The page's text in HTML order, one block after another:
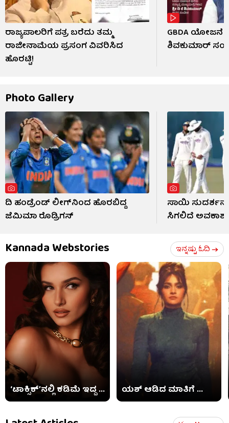
ರಾಜ್ಯಪಾಲರಿಗೆ ಪತ್ರ ಬರೆದು ತಮ್ಮ
ರಾಜೀನಾಮೆಯ ಪ್ರಸಂಗ ವಿವರಿಸಿದ
ಹೊರಟ್ಟಿ!
GBDA ಯೋಜನೆ
ಶಿವಕುಮಾರ್
Photo Gallery
ದಿ ಹಂಡ್ರೆಂಡ್ ಲೀಗ್​ನಿಂದ ಹೊರಬಿದ್ದ
ಜೆಮಿಮಾ ರೊಡ್ರಿಗಸ್
ಸಾಯಿ
ಸಿಗಲಿದೆ
Kannada Webstories ಇನ್ನಷ್ಟು ಓದಿ
‘ಟಾಕ್ಸಿಕ್​’ನಲ್ಲಿ ಕಡಿಮೆ ಇದ್ದ ... ಯಶ್ ಆಡಿದ ಮಾತಿಗೆ ...